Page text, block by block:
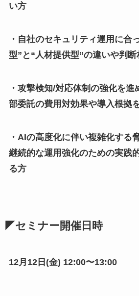
い方
・自社のセキュリティ運用に合
型”と“人材提供型”の違いや判
・攻撃検知/対応体制の強化を進
部委託の費用対効果や導入根拠
・AIの高度化に伴い複雑化する
継続的な運用強化のための実践
る方
◤セミナー開催日時
12月12日(金) 12:00〜13:00